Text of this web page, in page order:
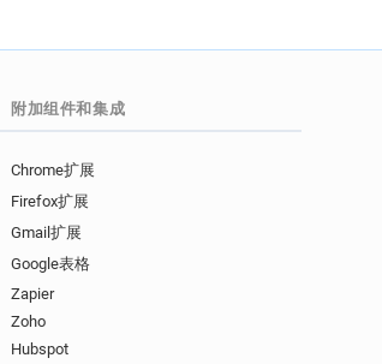
附加组件和集成
Chrome扩展
Firefox扩展
Gmail扩展
Google表格
Zapier
Zoho
Hubspot